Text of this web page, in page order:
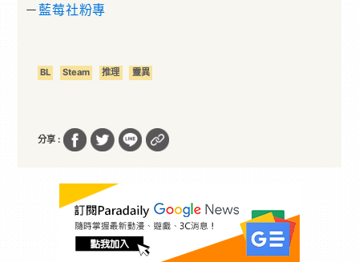
－藍莓社粉專
BL Steam 推理 靈異
分享 :